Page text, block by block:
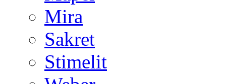
Mira
Sakret
Stimelit